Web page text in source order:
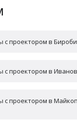
с проектором в
с проектором в
с проектором в